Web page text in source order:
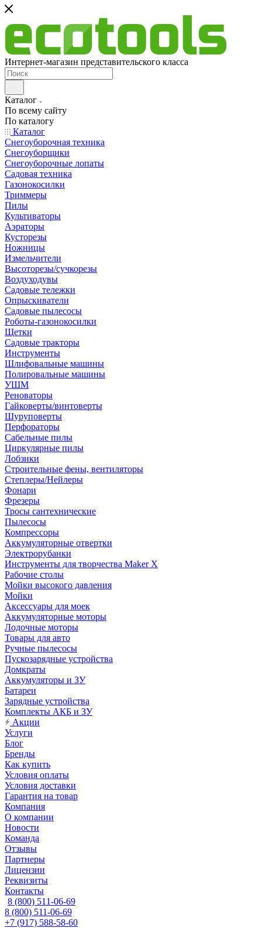
Интернет-магазин представительского класса
Каталог
По всему сайту
По каталогу
Каталог
Снегоуборочная техника
Снегоуборщики
Снегоуборочные лопаты
Садовая техника
Газонокосилки
Триммеры
Пилы
Культиваторы
Аэраторы
Кусторезы
Ножницы
Измельчители
Высоторезы/сучкорезы
Воздуходувы
Садовые тележки
Опрыскиватели
Садовые пылесосы
Роботы-газонокосилки
Щетки
Садовые тракторы
Инструменты
Шлифовальные машины
Полировальные машины
УШМ
Реноваторы
Гайковерты/винтоверты
Шуруповерты
Перфораторы
Сабельные пилы
Циркулярные пилы
Лобзики
Строительные фены, вентиляторы
Степлеры/Нейлеры
Фонари
Фрезеры
Тросы сантехнические
Пылесосы
Компрессоры
Аккумуляторные отвертки
Электрорубанки
Инструменты для творчества Maker X
Рабочие столы
Мойки высокого давления
Мойки
Аксессуары для моек
Аккумуляторные моторы
Лодочные моторы
Товары для авто
Ручные пылесосы
Пускозарядные устройства
Домкраты
Аккумуляторы и ЗУ
Батареи
Зарядные устройства
Комплекты АКБ и ЗУ
Акции
Услуги
Блог
Бренды
Как купить
Условия оплаты
Условия доставки
Гарантия на товар
Компания
О компании
Новости
Команда
Отзывы
Партнеры
Лицензии
Реквизиты
Контакты
8 (800) 511-06-69
8 (800) 511-06-69
+7 (917) 588-58-60